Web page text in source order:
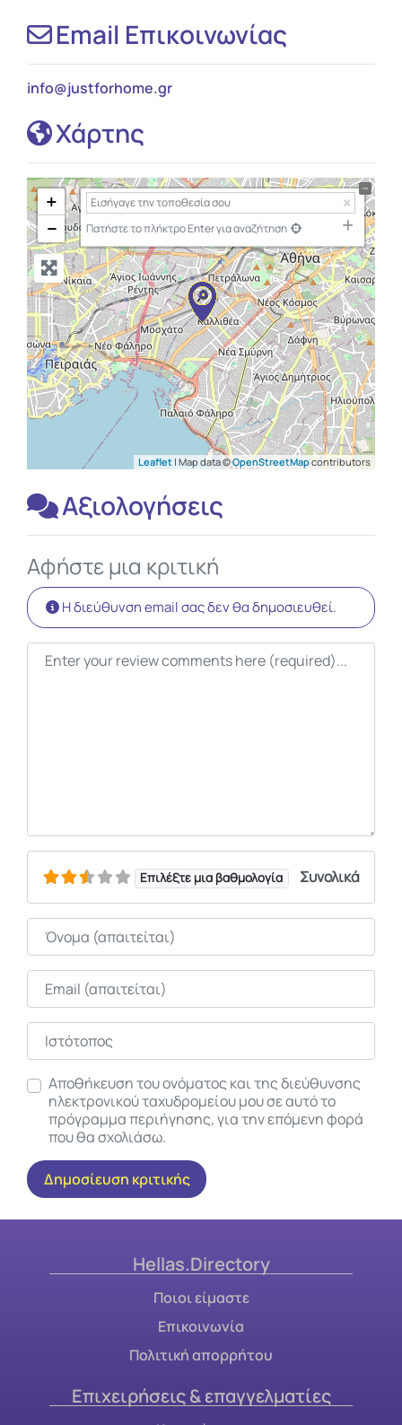
Email Επικοινωνίας
info@justforhome.gr
Χάρτης
+
−
Πατήστε το πλήκτρο Enter για αναζήτηση
Leaflet | Map data ©OpenStreetMapcontributors
Αξιολογήσεις
Αφήστε μια κριτική
Η διεύθυνση email σας δεν θα δημοσιευθεί.
Κείμενο κριτικής
Επιλέξτε μια βαθμολογία Συνολικά
Όνομα
Email
Ιστότοπος
Αποθήκευση του ονόματος και της διεύθυνσης
ηλεκτρονικού ταχυδρομείου μου σε αυτό το
πρόγραμμα περιήγησης, για την επόμενη φορά
που θα σχολιάσω.
Hellas.Directory
Ποιοι είμαστε
Επικοινωνία
Πολιτική απορρήτου
Επιχειρήσεις & επαγγελματίες